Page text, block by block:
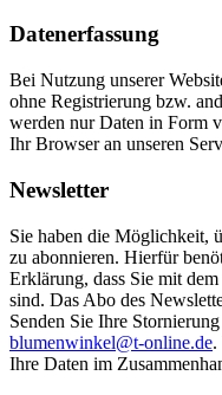
Datenerfassung
Bei Nutzung unserer
ohne Registrierung bzw.
werden nur Daten in Form
Ihr Browser an unseren
Newsletter
Sie haben die Möglichkeit,
zu abonnieren. Hierfür
Erklärung, dass Sie mit
sind. Das Abo des
Senden Sie Ihre
blumenwinkel@t-online.de.
Ihre Daten im